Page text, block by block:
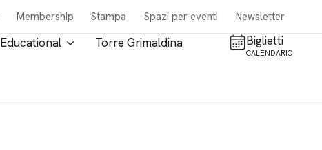
Membership Stampa Spazi per eventi Newsletter
Educational Torre Grimaldina Biglietti
CALENDARIO